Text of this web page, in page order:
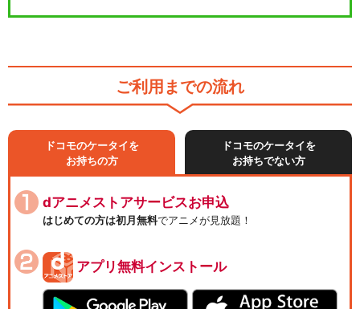
ご利用までの流れ
ドコモのケータイを
お持ちの方
ドコモのケータイを
お持ちでない方
dアニメストアサービスお申込
はじめての方は初月無料でアニメが見放題！
アプリ無料インストール